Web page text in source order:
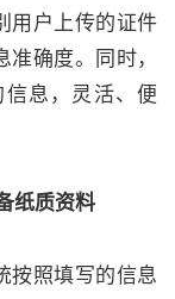
户上传的证件
确度。同时，
息，灵活、便
纸质资料
照填写的信息